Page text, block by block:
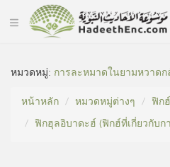
หมวดหมู่​: การละหมาดในยามหวาดก
หน้าหลัก
หมวดหมู่​ต่างๆ
ฟิก
ฟิกฮุลอิบาดะฮ์ (ฟิกฮ์ที่เกี่ยวกับ